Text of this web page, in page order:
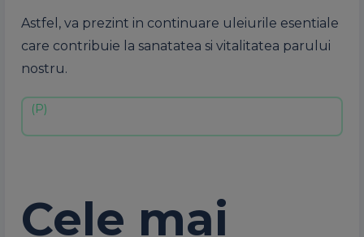
Astfel, va prezint in continuare uleiurile esentiale
care contribuie la sanatatea si vitalitatea parului
nostru.
Cele mai